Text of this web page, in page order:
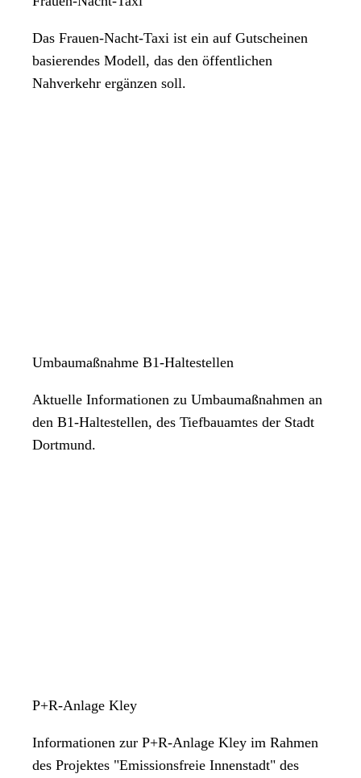
Das Frauen-Nacht-Taxi ist ein auf Gutscheinen
basierendes Modell, das den öffentlichen
Nahverkehr ergänzen soll.
Umbaumaßnahme B1-Haltestellen
Aktuelle Informationen zu Umbaumaßnahmen an
den B1-Haltestellen, des Tiefbauamtes der Stadt
Dortmund.
P+R-Anlage Kley
Informationen zur P+R-Anlage Kley im Rahmen
des Projektes "Emissionsfreie Innenstadt" des